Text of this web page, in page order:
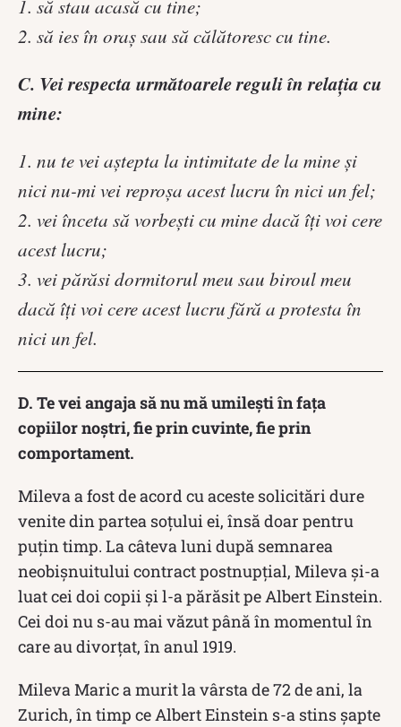
1. să stau acasă cu tine;
2. să ies în oraș sau să călătoresc cu tine.
C. Vei respecta următoarele reguli în relația cu
mine:
1. nu te vei aștepta la intimitate de la mine și
nici nu-mi vei reproșa acest lucru în nici un fel;
2. vei înceta să vorbești cu mine dacă îți voi cere
acest lucru;
3. vei părăsi dormitorul meu sau biroul meu
dacă îți voi cere acest lucru fără a protesta în
nici un fel.
D. Te vei angaja să nu mă umilești în fața
copiilor noștri, fie prin cuvinte, fie prin
comportament.
Mileva a fost de acord cu aceste solicitări dure
venite din partea soţului ei, însă doar pentru
puţin timp. La câteva luni după semnarea
neobişnuitului contract postnupţial, Mileva şi-a
luat cei doi copii şi l-a părăsit pe Albert Einstein.
Cei doi nu s-au mai văzut până în momentul în
care au divorţat, în anul 1919.
Mileva Maric a murit la vârsta de 72 de ani, la
Zurich, în timp ce Albert Einstein s-a stins șapte